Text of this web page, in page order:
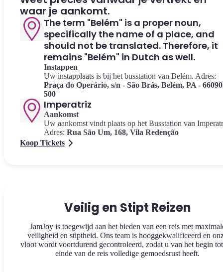
waar je aankomt.
The term "Belém" is a proper noun,
specifically the name of a place, and
should not be translated. Therefore, it
remains "Belém" in Dutch as well.
Instappen
Uw instapplaats is bij het busstation van Belém. Adres:
Praça do Operário, s/n - São Brás, Belém, PA -
500
Imperatriz
Aankomst
Uw aankomst vindt plaats op het Busstation van
Adres: Rua São Um, 168, Vila Redenção
Koop Tickets
Veilig en Stipt Reizen
JamJoy is toegewijd aan het bieden van een reis met
veiligheid en stiptheid. Ons team is hooggekwalificeerd en
vloot wordt voortdurend gecontroleerd, zodat u van het begin
einde van de reis volledige gemoedsrust heeft.